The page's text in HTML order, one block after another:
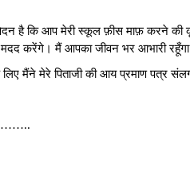
है कि आप मेरी स्कूल फ़ीस माफ़ करने की
करेंगे। मैं आपका जीवन भर आभारी
मैंने मेरे पिताजी की आय प्रमाण पत्र